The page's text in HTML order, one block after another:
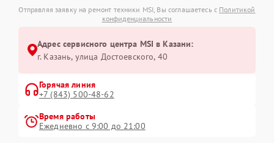
Отправляя заявку на ремонт техники MSI, Вы соглашаетесь с Политикой
конфиденциальности
Адрес сервисного центра MSI в Казани:
г. Казань, улица Достоевского, 40
Горячая линия
+7 (843) 500-48-62
Время работы
Ежедневно с 9:00 до 21:00